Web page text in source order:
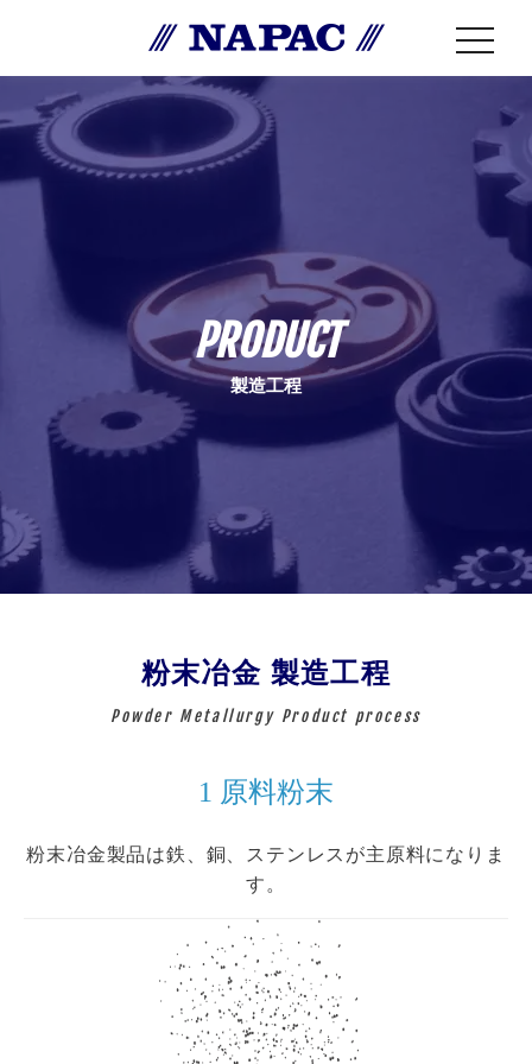
toggle
PRODUCT
製造工程
粉末冶金 製造工程
Powder Metallurgy Product process
1 原料粉末
粉末冶金製品は鉄、銅、ステンレスが主原料になりま
す。
2 混合
主原料にその他の金属粉末、潤滑剤等を入れ、均一に
なるように混ぜ合わせます。
3 成形
金属の粉末を金型に充填し、粉末成形機で上下から圧
縮します。一軸成形のため、金型から抜きだせる形状
4 焼結
材質に応じた温度で製品に熱をかけます。粒子同士の
結合はその接点にネックが生じ、ここに物質が個体内
動しネックが拡大することによって起こります。
5 サイジング
焼結された製品を金型に入れ再圧縮します。より高い
精度を得ることができます。
6 真空含浸
製品と潤滑油等の油を真空タンクの中に入れ、粉末冶
金特有のポーラス（空孔）に油を浸み込ませます。
7 製品
このような工程を経て製品ができあがります。